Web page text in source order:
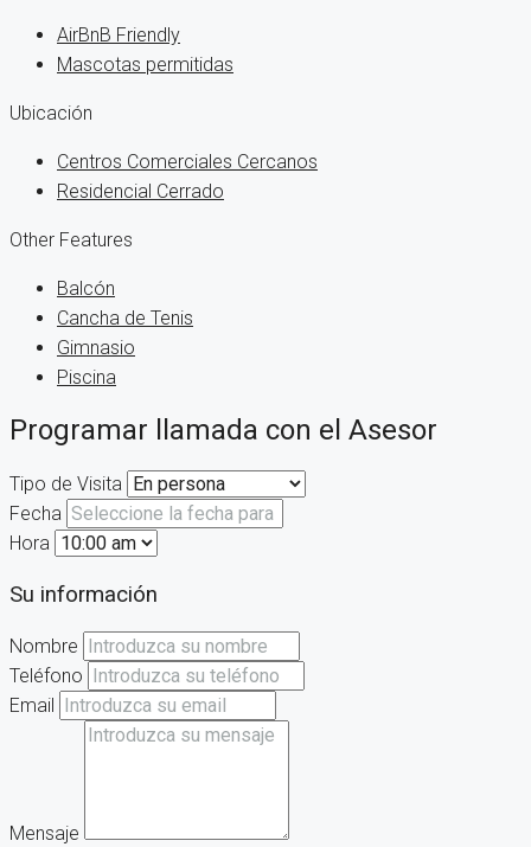
AirBnB Friendly
Mascotas permitidas
Ubicación
Centros Comerciales Cercanos
Residencial Cerrado
Other Features
Balcón
Cancha de Tenis
Gimnasio
Piscina
Programar llamada con el Asesor
Tipo de Visita
Fecha
Hora
Su información
Nombre
Teléfono
Email
Mensaje